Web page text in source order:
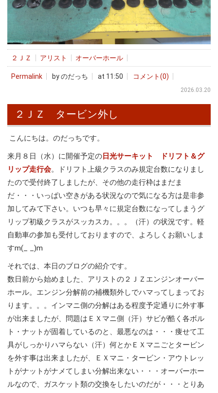
２ＪＺ アリスト オーバーホール
Permalink by のだっち at 11:50 コメント(0)
2026.03.20
２ＪＺ タービン外し
こんにちは。のだっちです。
来月８日（水）に開催予定の 日光サーキット ドリフト＆グ
リップ走行会。ドリフト上級クラスのみ規定台数になりまし
たので受付終了しましたが、その他の走行枠はまだま
だ・・・いっぱい空きがある状況なので気になる方は是非参
加してみて下さい。いつも早々に規定台数になってしまうグ
リップ初級クラスがスッカスカ。。。（汗）の状況です。軽
自動車の参加も受付しておりますので、よろしくお願いしま
すm(_ _)m
それでは、本日のブログの紹介です。
数日前から始めました、アリストの２ＪＺエンジンオーバー
ホール。エンジン分解前の補機類外しでハマってしまってお
ります。。。インマニ側の分解はある程度予定通りに外す事
が出来ましたが、問題はＥＸマニ側（汗）サビが酷く各ボル
ト・ナットが固着しているのと、最悪なのは・・・痩せて工
具がしっかりハマらない（汗）何とかＥＸマニごとタービン
を外す事は出来ましたが、ＥＸマニ・タービン・アウトレッ
トがナットがナメてしまい分解出来ない・・・オーバーホー
ルなので、ガスケット類の交換をしたいのだが・・・とりあ